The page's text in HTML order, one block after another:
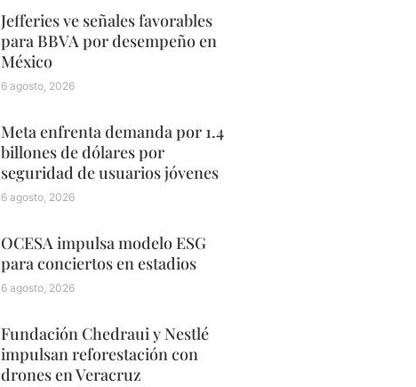
Jefferies ve señales favorables
para BBVA por desempeño en
México
6 agosto, 2026
Meta enfrenta demanda por 1.4
billones de dólares por
seguridad de usuarios jóvenes
6 agosto, 2026
OCESA impulsa modelo ESG
para conciertos en estadios
6 agosto, 2026
Fundación Chedraui y Nestlé
impulsan reforestación con
drones en Veracruz